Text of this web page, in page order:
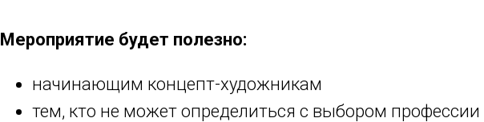
Мероприятие будет полезно:
начинающим концепт-художникам
тем, кто не может определиться с выбором профессии